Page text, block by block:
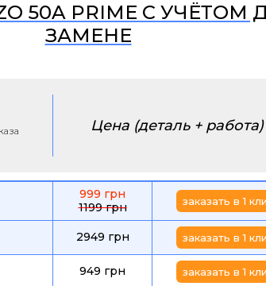
50A PRIME С
ЗАМЕНЕ
Цена (деталь + работа)
999 грн
1199 грн
заказать в 1
2949 грн заказать в 1
949 грн заказать в 1